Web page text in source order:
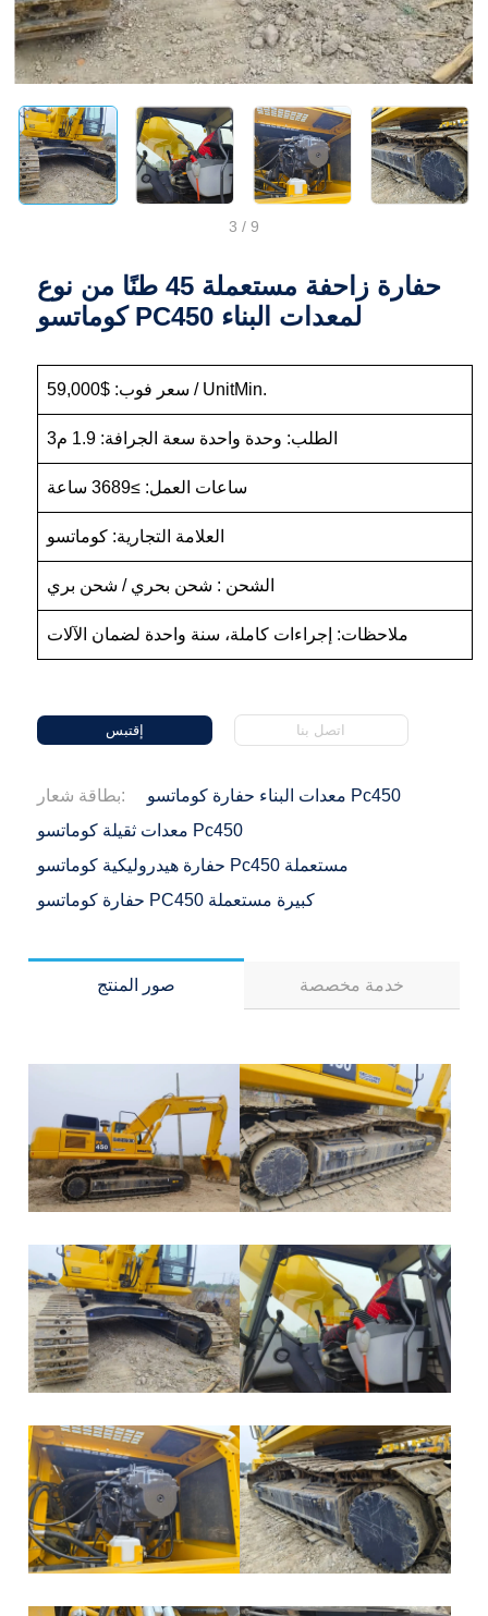
3 / 9
حفارة زاحفة مستعملة 45 طنًا من نوع
كوماتسو PC450 لمعدات البناء
سعر فوب: $59,000 / UnitMin.
الطلب: وحدة واحدة سعة الجرافة: 1.9 م3
ساعات العمل: ≥3689 ساعة
العلامة التجارية: كوماتسو
الشحن : شحن بحري / شحن بري
ملاحظات: إجراءات كاملة، سنة واحدة لضمان الآلات
إقتبس اتصل بنا
بطاقة شعار:
معدات البناء حفارة كوماتسو Pc450
معدات ثقيلة كوماتسو Pc450
حفارة هيدروليكية كوماتسو Pc450 مستعملة
حفارة كوماتسو PC450 كبيرة مستعملة
صور المنتج خدمة مخصصة